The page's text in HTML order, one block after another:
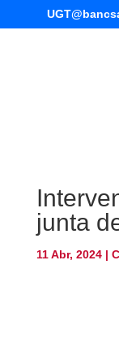
junta
11 Abr, 2024|